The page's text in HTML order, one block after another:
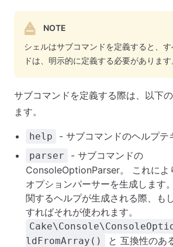
NOTE
シェルはサブコマンドを定義すると、
ドは、明示的に定義する必要があります
サブコマンドを定義する際は、以下
ます。
help - サブコマンドのヘルプテ
parser
- サブコマンドの
ConsoleOptionParser。 これによ
オプションパーサーを生成します
関するヘルプが生成される際、も
すればそれが使われます。
ldFromArray()
と 互換性のあ